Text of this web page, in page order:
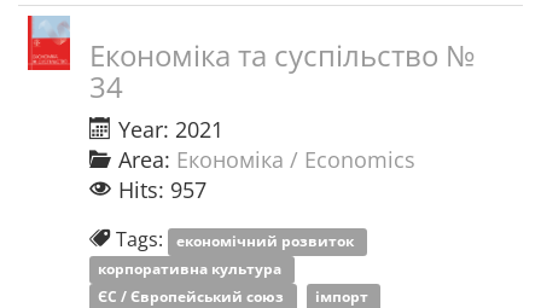
Економіка та суспільство №
34
Year: 2021
Area: Економіка / Economics
Hits: 957
Tags: економічний розвиток
корпоративна культура
ЄС / Європейський союз
імпорт